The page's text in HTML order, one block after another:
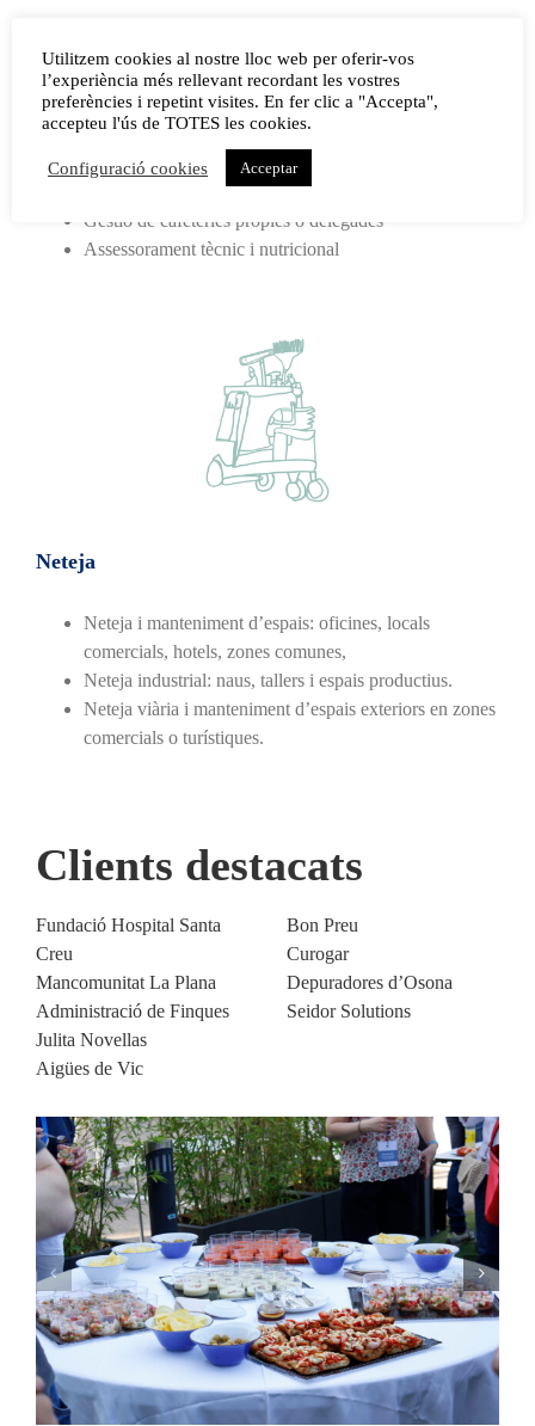
Servei de cuina central per a escoles, llars d’infants,
casals d’estiu, residències i centres de dia
Gestió de cuines externes
Servei de càtering per a esdeveniments i celebracions
Gestió de cafeteries pròpies o delegades
Assessorament tècnic i nutricional
Neteja
Neteja i manteniment d’espais: oficines, locals
comercials, hotels, zones comunes,
Neteja industrial: naus, tallers i espais productius.
Neteja viària i manteniment d’espais exteriors en zones
comercials o turístiques.
Clients destacats
Fundació Hospital Santa
Creu
Mancomunitat La Plana
Administració de Finques
Julita Novellas
Aigües de Vic
Bon Preu
Curogar
Depuradores d’Osona
Seidor Solutions
Utilitzem cookies al nostre lloc web per oferir-vos
l’experiència més rellevant recordant les vostres
preferències i repetint visites. En fer clic a "Accepta",
accepteu l'ús de TOTES les cookies.
Configuració cookies Acceptar